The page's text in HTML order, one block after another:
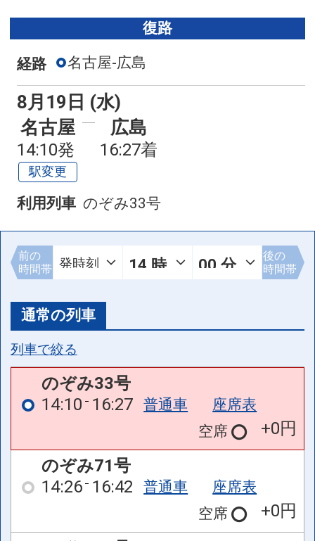
復路
経路 名古屋-広島
8月19日 (水)
名古屋
14:10発
駅変更
広島
16:27着
利用列車 のぞみ33号
前の
時間帯
後の
時間帯
通常の列車
列車で絞る
のぞみ33号
14:10 16:27 普通車
座席表
空席
+0円
のぞみ71号
14:26 16:42 普通車
座席表
空席
+0円